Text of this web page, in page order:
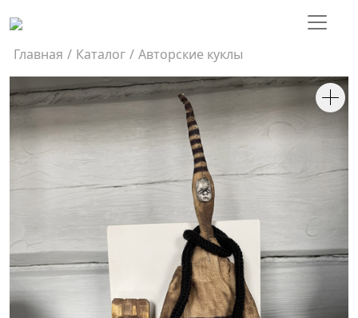
Главная / Каталог / Авторские куклы